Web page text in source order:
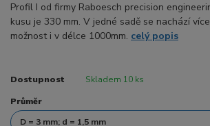
Profil I od firmy Raboesch precision
kusu je 330 mm. V jedné sadě se nachází
možnost i v délce 1000mm. celý popis
Dostupnost Skladem 10 ks
Průměr